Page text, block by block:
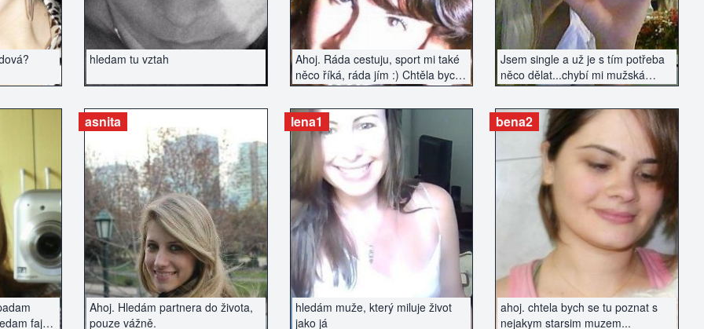
hledam tu vztah
Ahoj. Ráda cestuju, sport mi také
něco říká, ráda jím :) Chtěla bych
poznat muže přiměřeného věku,
který hledá spíše vážný vztah.
Jsem single a už je s tím potřeba
něco dělat...chybí mi mužská
náruč.
fajn
Ahoj. Hledám partnera do života,
pouze vážně.
asnita
ZOBRAZIT INZERÁT
hledám muže, který miluje život
jako já
lena1
ZOBRAZIT INZERÁT
ahoj. chtela bych se tu poznat s
nejakym starsim muzem...
bena2
ZOBRAZIT INZERÁT